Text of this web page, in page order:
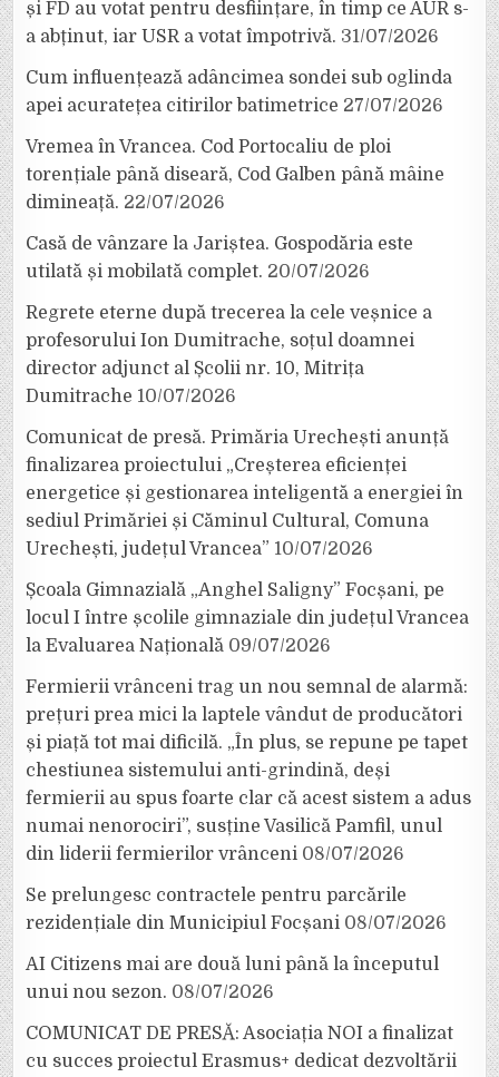
și FD au votat pentru desființare, în timp ce AUR s-
a abținut, iar USR a votat împotrivă. 31/07/2026
Cum influențează adâncimea sondei sub oglinda
apei acuratețea citirilor batimetrice 27/07/2026
Vremea în Vrancea. Cod Portocaliu de ploi
torențiale până diseară, Cod Galben până mâine
dimineață. 22/07/2026
Casă de vânzare la Jariștea. Gospodăria este
utilată și mobilată complet. 20/07/2026
Regrete eterne după trecerea la cele veșnice a
profesorului Ion Dumitrache, soțul doamnei
director adjunct al Școlii nr. 10, Mitrița
Dumitrache 10/07/2026
Comunicat de presă. Primăria Urechești anunță
finalizarea proiectului „Creșterea eficienței
energetice și gestionarea inteligentă a energiei în
sediul Primăriei și Căminul Cultural, Comuna
Urechești, județul Vrancea” 10/07/2026
Școala Gimnazială „Anghel Saligny” Focșani, pe
locul I între școlile gimnaziale din județul Vrancea
la Evaluarea Națională 09/07/2026
Fermierii vrânceni trag un nou semnal de alarmă:
prețuri prea mici la laptele vândut de producători
și piață tot mai dificilă. „În plus, se repune pe tapet
chestiunea sistemului anti-grindină, deși
fermierii au spus foarte clar că acest sistem a adus
numai nenorociri”, susține Vasilică Pamfil, unul
din liderii fermierilor vrânceni 08/07/2026
Se prelungesc contractele pentru parcările
rezidențiale din Municipiul Focșani 08/07/2026
AI Citizens mai are două luni până la începutul
unui nou sezon. 08/07/2026
COMUNICAT DE PRESĂ: Asociația NOI a finalizat
cu succes proiectul Erasmus+ dedicat dezvoltării